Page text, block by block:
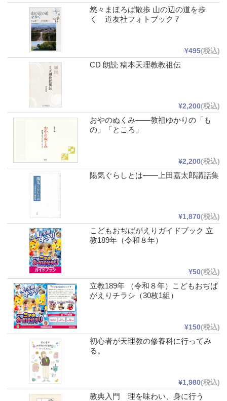
悠々まほろば散歩 山の辺の道を歩
く 道友社フォトブック７
¥495(税込)
CD 朗読 稿本天理教教祖伝
¥2,200(税込)
おやのぬくみ――教祖ゆかりの「も
の」「ところ」
¥2,200(税込)
陽気ぐらしとは――上田嘉太郎講話集
¥1,870(税込)
こどもおぢばがえりガイドブック 立
教189年（令和８年）
¥50(税込)
立教189年 （令和８年）こどもおぢば
がえりチラシ（30枚1組）
¥150(税込)
初心者が天理教の修養科に行ってみ
る。
¥1,980(税込)
教典入門 理を味わい、身に行う